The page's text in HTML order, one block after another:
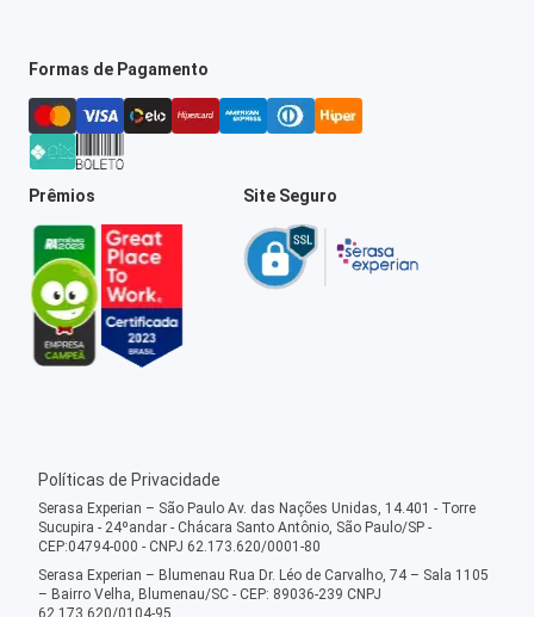
Formas de Pagamento
Prêmios Site Seguro
Políticas de Privacidade
Serasa Experian – São Paulo Av. das Nações Unidas, 14.401 - Torre
Sucupira - 24ºandar - Chácara Santo Antônio, São Paulo/SP -
CEP:04794-000 - CNPJ 62.173.620/0001-80
Serasa Experian – Blumenau Rua Dr. Léo de Carvalho, 74 – Sala 1105
– Bairro Velha, Blumenau/SC - CEP: 89036-239 CNPJ
62.173.620/0104-95